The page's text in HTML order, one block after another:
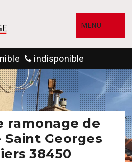
MENU
indisponible
ramonage de
Georges
38450